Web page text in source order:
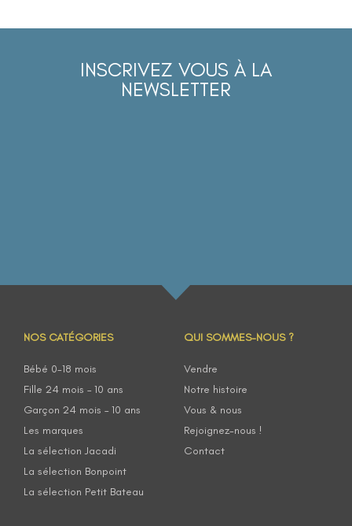
INSCRIVEZ VOUS À LA
NEWSLETTER
NOS CATÉGORIES
Bébé 0-18 mois
Fille 24 mois – 10 ans
Garçon 24 mois – 10 ans
Les marques
La sélection Jacadi
La sélection Bonpoint
La sélection Petit Bateau
QUI SOMMES-NOUS ?
Vendre
Notre histoire
Vous & nous
Rejoignez-nous !
Contact